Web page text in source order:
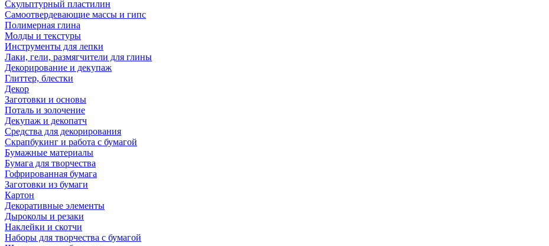
Скульптурный пластилин
Самоотвердевающие массы и гипс
Полимерная глина
Молды и текстуры
Инструменты для лепки
Лаки, гели, размягчители для глины
Декорирование и декупаж
Глиттер, блестки
Декор
Заготовки и основы
Поталь и золочение
Декупаж и декопатч
Средства для декорирования
Скрапбукинг и работа с бумагой
Бумажные материалы
Бумага для творчества
Гофрированная бумага
Заготовки из бумаги
Картон
Декоративные элементы
Дыроколы и резаки
Наклейки и скотчи
Наборы для творчества с бумагой